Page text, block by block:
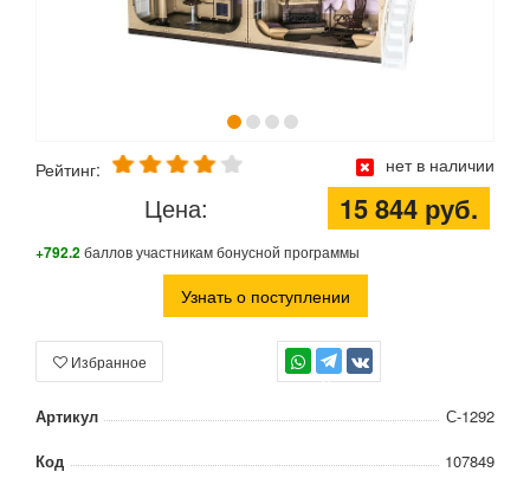
Рейтинг: нет в наличии
Цена: 15 844 руб.
+792.2баллов участникам бонусной программы
Узнать о поступлении
TG
Избранное
Артикул
С-1292
Код
107849